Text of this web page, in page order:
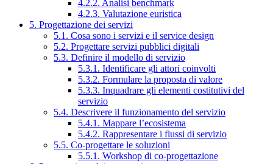
4.2.2. Analisi benchmark
4.2.3. Valutazione euristica
5. Progettazione dei servizi
5.1. Cosa sono i servizi e il service design
5.2. Progettare servizi pubblici digitali
5.3. Definire il modello di servizio
5.3.1. Identificare gli attori coinvolti
5.3.2. Formulare la proposta di valore
5.3.3. Inquadrare gli elementi costitutivi del
servizio
5.4. Descrivere il funzionamento del servizio
5.4.1. Mappare l’ecosistema
5.4.2. Rappresentare i flussi di servizio
5.5. Co-progettare le soluzioni
5.5.1. Workshop di co-progettazione